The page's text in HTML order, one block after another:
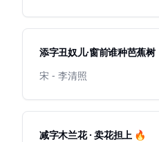
添字丑奴儿·窗前谁种芭蕉树
宋 - 李清照
减字木兰花 · 卖花担上 🔥